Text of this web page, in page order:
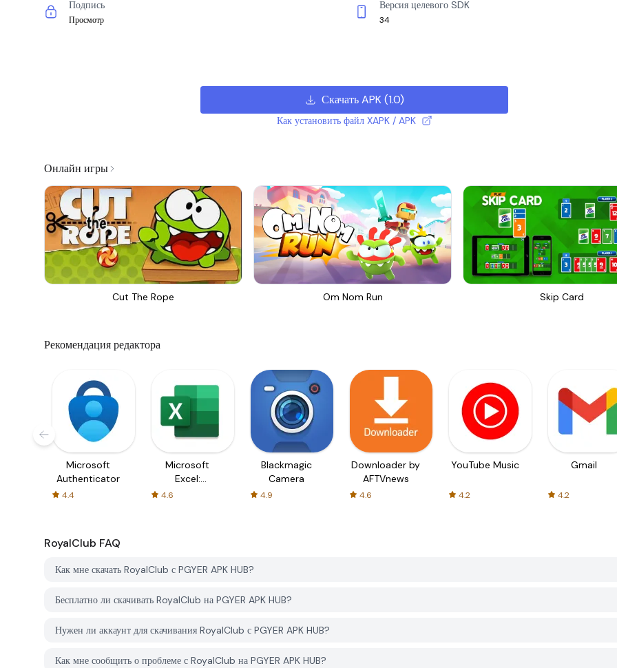
Подпись
Просмотр
Версия целевого SDK
34
Скачать APK(1.0)
Как установить файл XAPK / APK
Онлайн игры
Cut The Rope Om Nom Run Skip Card
Рекомендация редактора
Microsoft
Authenticator
4.4
Microsoft
Excel:
Spreadsheets
4.6
Blackmagic
Camera
4.9
Downloader by
AFTVnews
4.6
YouTube Music
4.2
Gmail
4.2
RoyalClub FAQ
Как мне скачать RoyalClub с PGYER APK HUB?
Бесплатно ли скачивать RoyalClub на PGYER APK HUB?
Нужен ли аккаунт для скачивания RoyalClub с PGYER APK HUB?
Как мне сообщить о проблеме с RoyalClub на PGYER APK HUB?